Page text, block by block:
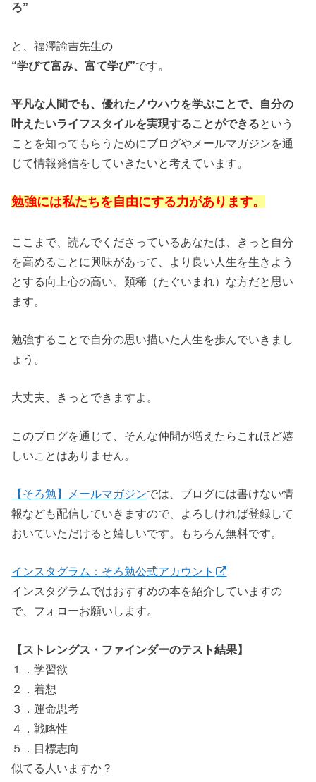
ろ”
と、福澤諭吉先生の
“学びて富み、富て学び”です。
平凡な人間でも、優れたノウハウを学ぶことで、自分の
叶えたいライフスタイルを実現することができるという
ことを知ってもらうためにブログやメールマガジンを通
じて情報発信をしていきたいと考えています。
勉強には私たちを自由にする力があります。
ここまで、読んでくださっているあなたは、きっと自分
を高めることに興味があって、より良い人生を生きよう
とする向上心の高い、類稀（たぐいまれ）な方だと思い
ます。
勉強することで自分の思い描いた人生を歩んでいきまし
ょう。
大丈夫、きっとできますよ。
このブログを通じて、そんな仲間が増えたらこれほど嬉
しいことはありません。
【そろ勉】メールマガジンでは、ブログには書けない情
報なども配信していきますので、よろしければ登録して
おいていただけると嬉しいです。もちろん無料です。
インスタグラム：そろ勉公式アカウント
インスタグラムではおすすめの本を紹介していますの
で、フォローお願いします。
【ストレングス・ファインダーのテスト結果】
１．学習欲
２．着想
３．運命思考
４．戦略性
５．目標志向
似てる人いますか？